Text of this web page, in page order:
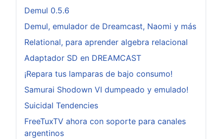
Demul 0.5.6
Demul, emulador de Dreamcast, Naomi y más
Relational, para aprender algebra relacional
Adaptador SD en DREAMCAST
¡Repara tus lamparas de bajo consumo!
Samurai Shodown VI dumpeado y emulado!
Suicidal Tendencies
FreeTuxTV ahora con soporte para canales
argentinos